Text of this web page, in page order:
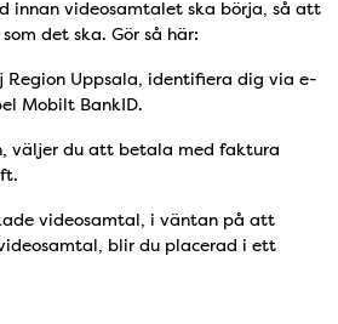
innan videosamtalet ska börja, så att
det ska. Gör så här:
Region Uppsala, identifiera dig via e-
Mobilt BankID.
väljer du att betala med faktura
videosamtal, i väntan på att
blir du placerad i ett